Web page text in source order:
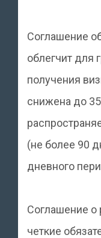
Соглашение
облегчит для
получения
снижена до
(не более 90
дневного
Соглашение о
четкие